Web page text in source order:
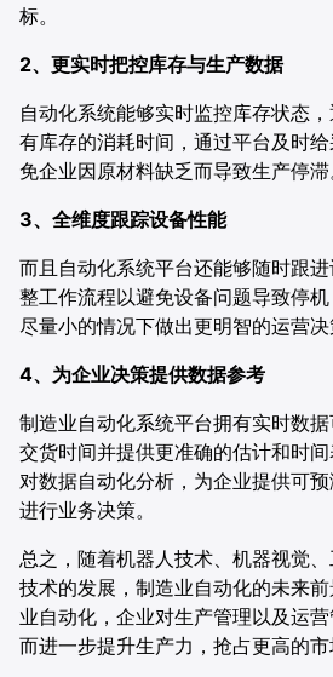
标。
2、更实时把控库存与生产数据
自动化系统能够实时监控库存状态
有库存的消耗时间，通过平台及时
免企业因原材料缺乏而导致生产停滞
3、全维度跟踪设备性能
而且自动化系统平台还能够随时跟
整工作流程以避免设备问题导致停
尽量小的情况下做出更明智的运营决
4、为企业决策提供数据参考
制造业自动化系统平台拥有实时数
交货时间并提供更准确的估计和时
对数据自动化分析，为企业提供可
进行业务决策。
总之，随着机器人技术、机器视觉
技术的发展，制造业自动化的未来
业自动化，企业对生产管理以及运
而进一步提升生产力，抢占更高的市